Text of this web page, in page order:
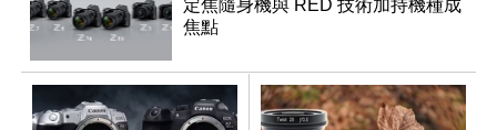
定焦隨身機與 RED 技術加持機種成
焦點